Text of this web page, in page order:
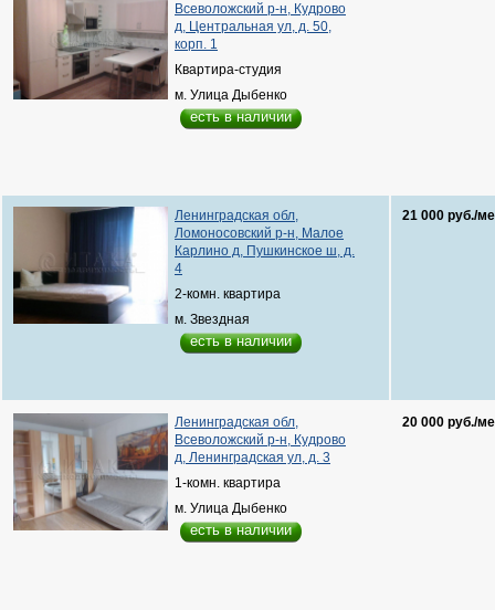
Всеволожский р-н, Кудрово
д, Центральная ул, д. 50,
корп. 1
Квартира-студия
м. Улица Дыбенко
есть в наличии
Ленинградская обл,
Ломоносовский р-н, Малое
Карлино д, Пушкинское ш, д.
4
2-комн. квартира
м. Звездная
есть в наличии
21 000 руб./
Ленинградская обл,
Всеволожский р-н, Кудрово
д, Ленинградская ул, д. 3
1-комн. квартира
м. Улица Дыбенко
есть в наличии
20 000 руб./